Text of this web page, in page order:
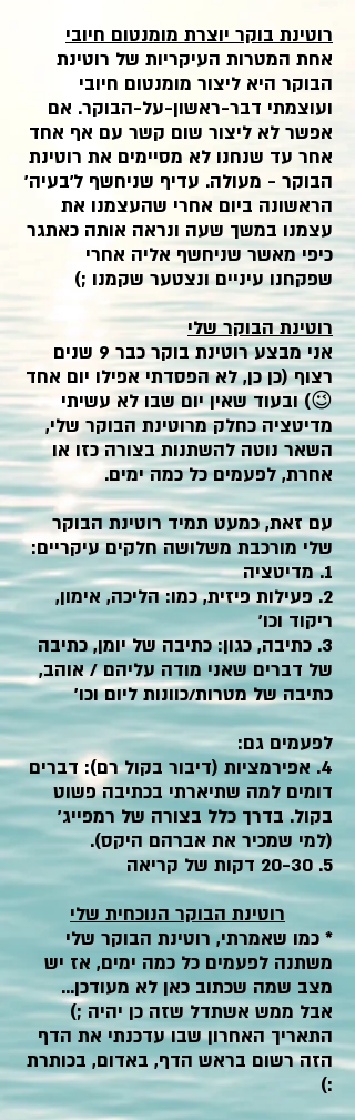
רוטינת בוקר יוצרת מומנטום חיובי
אחת המטרות העיקריות של רוטינת
הבוקר היא ליצור מומנטום חיובי
ועוצמתי דבר-ראשון-על-הבוקר. אם
אפשר לא ליצור שום קשר עם אף אחד
אחר עד שנחנו לא מסיימים את רוטינת
הבוקר - מעולה. עדיף שניחשף ל'בעיה'
הראשונה ביום אחרי שהעצמנו את
עצמנו במשך שעה ונראה אותה כאתגר
כיפי מאשר שניחשף אליה אחרי
שפקחנו עיניים ונצטער שקמנו ;)
רוטינת הבוקר שלי
אני מבצע רוטינת בוקר כבר 9 שנים
רצוף (כן כן, לא הפסדתי אפילו יום אחד
😉) ובעוד שאין יום שבו לא עשיתי
מדיטציה כחלק מרוטינת הבוקר שלי,
השאר נוטה להשתנות בצורה כזו או
אחרת, לפעמים כל כמה ימים.
עם זאת, כמעט תמיד רוטינת הבוקר
שלי מורכבת משלושה חלקים עיקריים:
1. מדיטציה
2. פעילות פיזית, כמו: הליכה, אימון,
ריקוד וכו'
3. כתיבה, כגון: כתיבה של יומן, כתיבה
של דברים שאני מודה עליהם / אוהב,
כתיבה של מטרות/כוונות ליום וכו'
לפעמים גם:
4. אפירמציות (דיבור בקול רם): דברים
דומים למה שתיארתי בכתיבה פשוט
בקול. בדרך כלל בצורה של רמפייג'
(למי שמכיר את אברהם היקס).
5. 20-30 דקות של קריאה
רוטינת הבוקר הנוכחית שלי
* כמו שאמרתי, רוטינת הבוקר שלי
משתנה לפעמים כל כמה ימים, אז יש
מצב שמה שכתוב כאן לא מעודכן...
אבל ממש אשתדל שזה כן יהיה ;)
התאריך האחרון שבו עדכנתי את הדף
הזה רשום בראש הדף, באדום, בכותרת
:)